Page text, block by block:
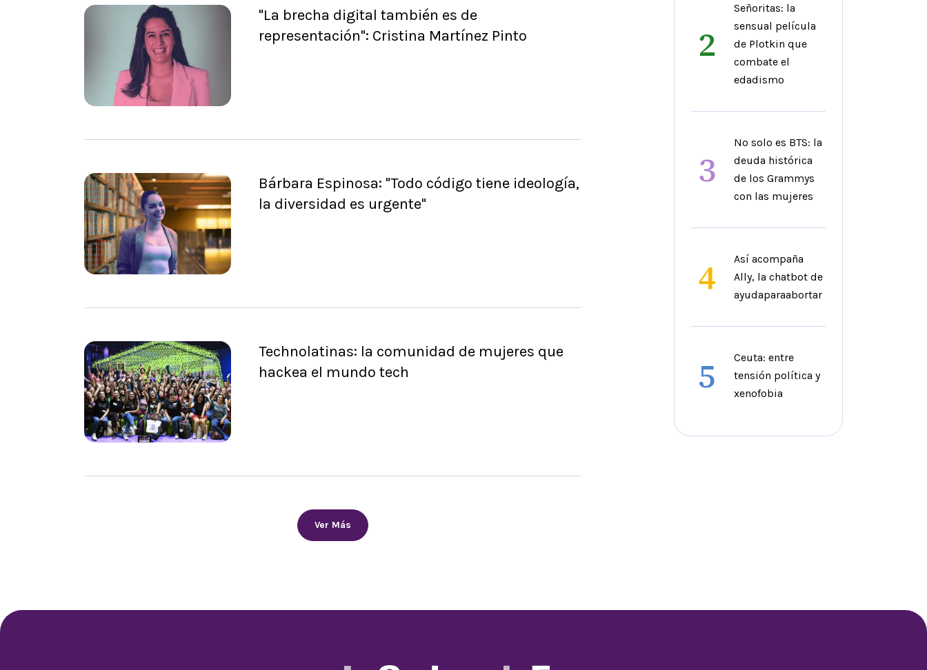
"La brecha digital también es de
representación": Cristina Martínez Pinto
Bárbara Espinosa: "Todo código tiene ideología,
la diversidad es urgente"
Technolatinas: la comunidad de mujeres que
hackea el mundo tech
Ver Más
2
Señoritas: la
sensual película
de Plotkin que
combate el
edadismo
3
No solo es BTS: la
deuda histórica
de los Grammys
con las mujeres
4
Así acompaña
Ally, la chatbot de
ayudaparaabortar
5
Ceuta: entre
tensión política y
xenofobia